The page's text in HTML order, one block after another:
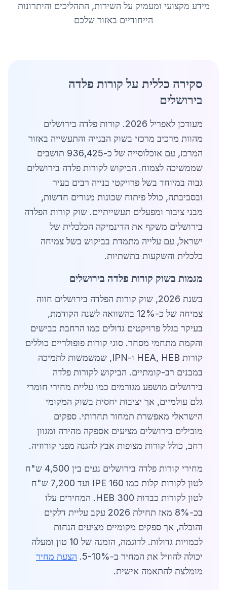
מידע מקצועי ומעמיק על השירות, התהליכים והיתרונות
הייחודיים באזור שלכם
סקירה כללית על קורות פלדה
בירושלים
מעודכן לאפריל 2026. קורות פלדה בירושלים
מהוות מרכיב מרכזי בשוק הבנייה והתעשייה באזור
המרכז, עם אוכלוסייה של כ-936,425 תושבים
שממשיכה לצמוח. הביקוש לקורות פלדה בירושלים
גבוה במיוחד בשל פרויקטי בנייה רבים בעיר
ובסביבתה, כולל פיתוח שכונות מגורים חדשות,
מבני ציבור ומפעלים תעשייתיים. שוק קורות הפלדה
בירושלים משקף את הדינמיקה הכלכלית של
ישראל, עם עלייה מתמדת בביקוש בשל צמיחה
כלכלית והשקעות בתשתיות.
מגמות בשוק קורות פלדה בירושלים
בשנת 2026, שוק קורות הפלדה בירושלים חווה
צמיחה של כ-12% בהשוואה לשנה הקודמת,
בעיקר בגלל פרויקטים גדולים כמו הרחבת כבישים
והקמת מתחמי מסחר. סוגי קורות פופולריים כוללים
קורות HEA, HEB ו-IPN, שמשמשות לתמיכה
במבנים רב-קומתיים. הביקוש לקורות פלדה
בירושלים מושפע מגורמים כמו עליית מחירי חומרי
גלם עולמיים, אך יציבות יחסית בשוק המקומי
הישראלי מאפשרת תמחור תחרותי. ספקים
מובילים בירושלים מציעים אספקה מהירה ומגוון
רחב, כולל קורות מצופות אבץ להגנה מפני קורוזיה.
מחירי קורות פלדה בירושלים נעים בין 4,500 ש"ח
לטון לקורות קלות כמו IPE 160 ועד 7,200 ש"ח
לטון לקורות כבדות HEB 300. המחירים עלו
בכ-8% מאז תחילת 2026 עקב עליית דלקים
והובלה, אך ספקים מקומיים מציעים הנחות
לכמויות גדולות. לדוגמה, הזמנה של 10 טון ומעלה
יכולה להוזיל את המחיר ב-5-10%.
הצעת מחיר
מומלצת להתאמה אישית.